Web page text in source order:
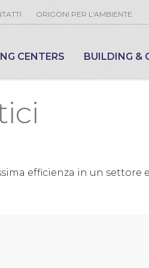
CENTERS BUILDING &
ORIGONI PER L'AMBIENTE
efficienza in un settore